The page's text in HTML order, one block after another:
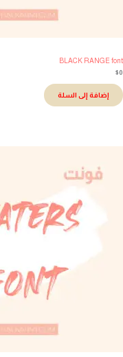
BLACK RANGE
إضافة إلى السلة